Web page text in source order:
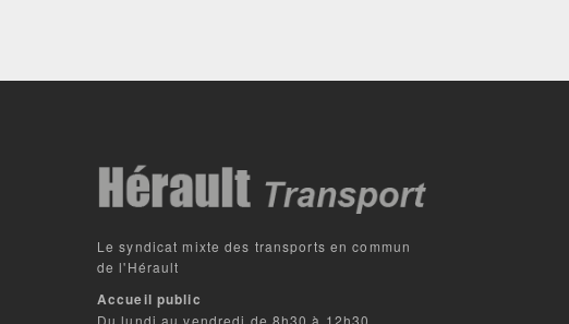
Le syndicat mixte des transports en commun
de l'Hérault
Accueil public
Du lundi au vendredi de 8h30 à 12h30